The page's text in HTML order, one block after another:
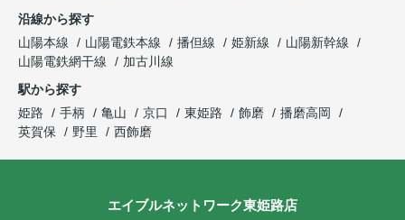
沿線から探す
山陽本線
山陽電鉄本線 播但線 姫新線
山陽新幹線
山陽電鉄網干線
加古川線
駅から探す
姫路
手柄 亀山 京口 東姫路 飾磨
播磨高岡
英賀保
野里 西飾磨
エイブルネットワーク東姫路店